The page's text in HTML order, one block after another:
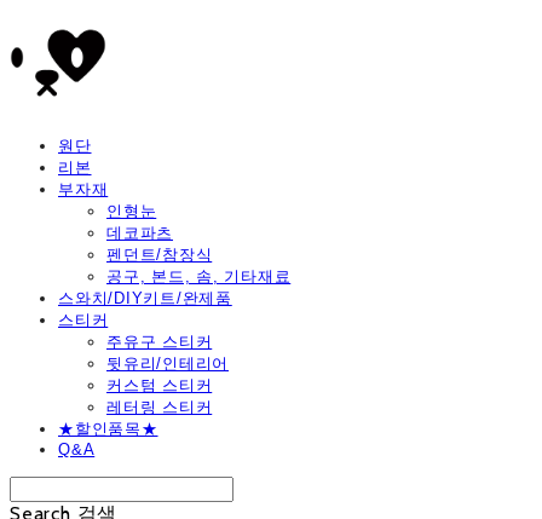
원단
리본
부자재
인형눈
데코파츠
펜던트/참장식
공구, 본드, 솜, 기타재료
스와치/DIY키트/완제품
스티커
주유구 스티커
뒷유리/인테리어
커스텀 스티커
레터링 스티커
★할인품목★
Q&A
Search 검색